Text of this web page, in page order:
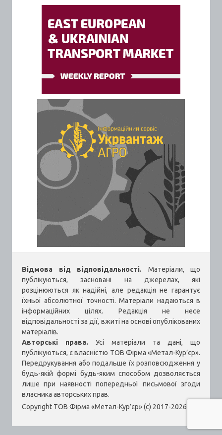
Відмова від відповідальності. Матеріали, що
публікуються, засновані на джерелах, які
розцінюються як надійні, але редакція не гарантує
їхньої абсолютної точності. Матеріали надаються в
інформаційних цілях. Редакція не несе
відповідальності за дії, вжиті на основі опублікованих
матеріалів.
Авторські права. Усі матеріали та дані, що
публікуються, є власністю ТОВ Фірма «Метал-Кур’єр».
Передрукування або подальше їх розповсюдження у
будь-якій формі будь-яким способом дозволяється
лише при наявності попередньої письмової згоди
власника авторських прав.
Copyright ТОВ Фірма «Метал-Кур’єр» (c) 2017-2026